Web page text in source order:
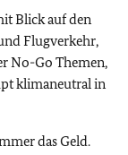
Blick auf den
Flugverkehr,
No-Go Themen,
klimaneutral in
das Geld.